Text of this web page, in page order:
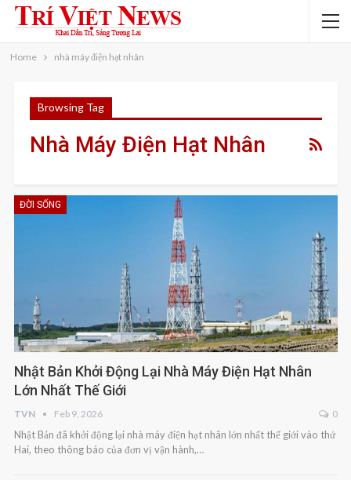
Home nhà máy điện hạt nhân
Browsing Tag
Nhà Máy Điện Hạt Nhân
ĐỜI SỐNG
Nhật Bản Khởi Động Lại Nhà Máy Điện Hạt Nhân
Lớn Nhất Thế Giới
TVN Feb 9, 2026 0
Nhật Bản đã khởi động lại nhà máy điện hạt nhân lớn nhất thế giới vào thứ
Hai, theo thông báo của đơn vị vận hành,…